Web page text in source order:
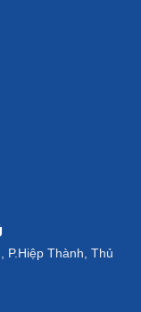
P.Hiệp Thành, Thủ